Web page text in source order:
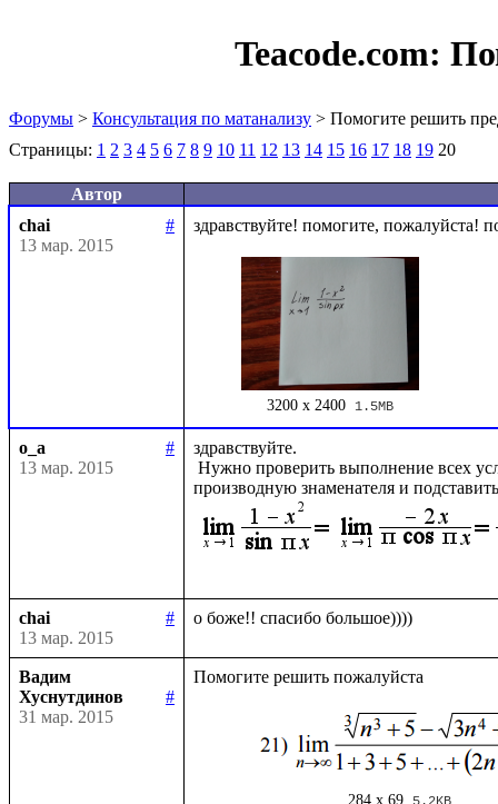
Teacode.com:
Форумы > Консультация по матанализу > Помогите решить
Страницы: 1 2 3 4 5 6 7 8 9 10 11 12 13 14 15 16 17 18 19 20
Автор
chai
#
13 мар. 2015
3200 x 2400 1.5MB
o_a
#
13 мар. 2015
здравствуйте.
производную знаменателя и
chai
#
13 мар. 2015
Вадим
Хуснутдинов
#
31 мар. 2015
284 x 69